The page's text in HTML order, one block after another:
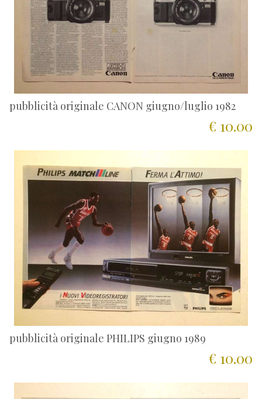
pubblicità originale CANON giugno/luglio 1982
€ 10.00
pubblicità originale PHILIPS giugno 1989
€ 10.00